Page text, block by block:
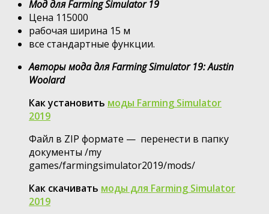
Мод для Farming Simulator 19
Цена 115000
рабочая ширина 15 м
все стандартные функции.
Авторы мода для Farming Simulator 19: Austin
Woolard
Как установить моды Farming Simulator
2019
Файл в ZIP формате — перенести в папку
документы /my
games/farmingsimulator2019/mods/
Как скачивать моды для Farming Simulator
2019